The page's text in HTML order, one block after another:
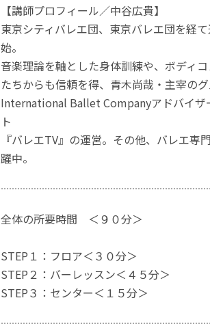
【講師プロフィール／中谷広貴】
東京シティバレエ団、東京バレエ団を経
始。
音楽理論を軸とした身体訓練や、ボディ
たちからも信頼を得、青木尚哉・主宰の
International Ballet Companyアドバイザ
ト
『バレエTV』の運営。その他、バレエ
躍中。
全体の所要時間 ＜９０分＞
STEP１：フロア＜３０分＞
STEP２：バーレッスン＜４５分＞
STEP３：センター＜１５分＞